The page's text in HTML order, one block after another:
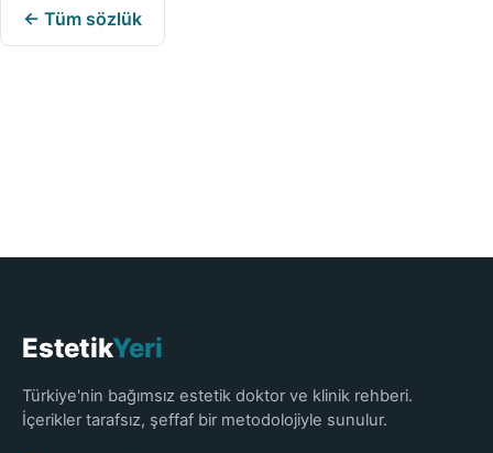
← Tüm sözlük
EstetikYeri
Türkiye'nin bağımsız estetik doktor ve klinik rehberi.
İçerikler tarafsız, şeffaf bir metodolojiyle sunulur.